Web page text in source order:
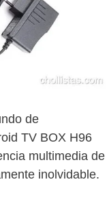
de
TV BOX H96
multimedia de
inolvidable.